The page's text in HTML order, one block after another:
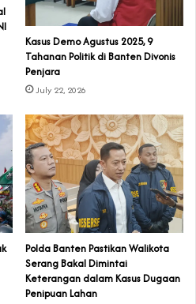
‎Kasus Demo Agustus 2025, 9
Tahanan Politik di Banten Divonis
Penjara
July 22, 2026
Polda Banten Pastikan Walikota
Serang Bakal Dimintai
Keterangan dalam Kasus Dugaan
Penipuan Lahan